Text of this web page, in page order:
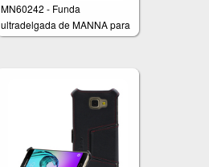
MN60242 - Funda
ultradelgada de MANNA para
Samsung Galaxy S7